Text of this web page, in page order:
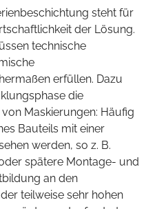
steht für
der Lösung.
technische
erfüllen. Dazu
die
Maskierungen: Häufig
Bauteils mit einer
werden, so z. B.
spätere Montage- und
an den
teilweise sehr hohen